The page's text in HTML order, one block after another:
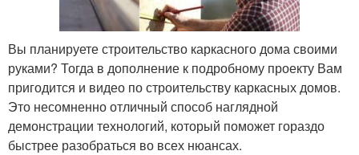
Вы планируете строительство каркасного дома своими
руками? Тогда в дополнение к подробному проекту Вам
пригодится и видео по строительству каркасных домов.
Это несомненно отличный способ наглядной
демонстрации технологий, который поможет гораздо
быстрее разобраться во всех нюансах.